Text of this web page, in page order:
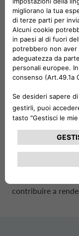
sociale
mobilità di
in tutta la
potuto
semplici
giornata in
della
norvegese.
Noi diDrivalia
possibilità di
contribuire a